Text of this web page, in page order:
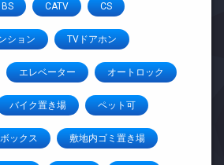
BS CATV CS
ション TVドアホン
エレベーター オートロック
バイク置き場 ペット可
ックス 敷地内ゴミ置き場